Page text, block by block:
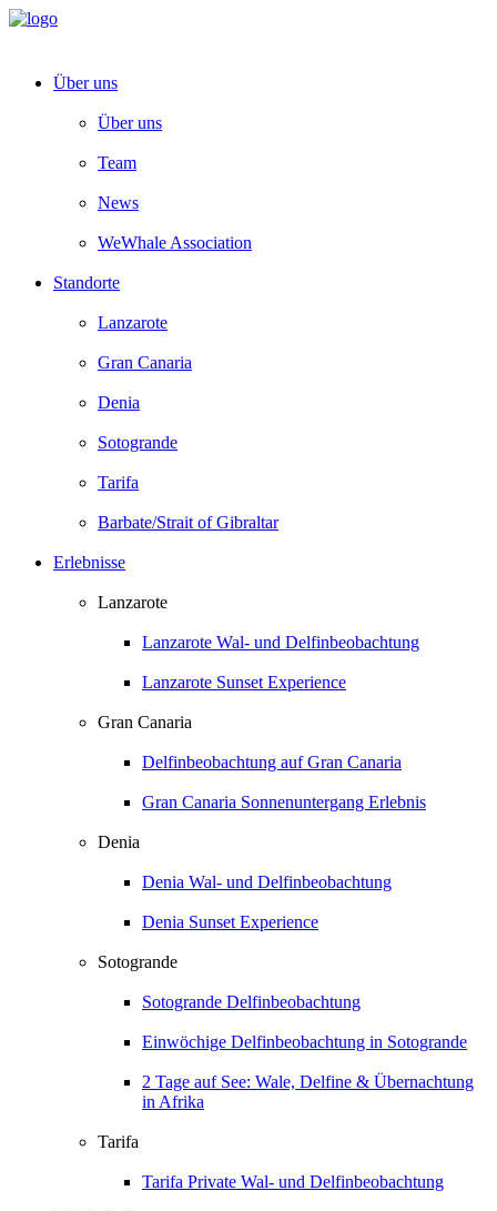
Über uns
Über uns
Team
News
WeWhale Association
Standorte
Lanzarote
Gran Canaria
Denia
Sotogrande
Tarifa
Barbate/Strait of Gibraltar
Erlebnisse
Lanzarote
Lanzarote Wal- und Delfinbeobachtung
Lanzarote Sunset Experience
Gran Canaria
Delfinbeobachtung auf Gran Canaria
Gran Canaria Sonnenuntergang Erlebnis
Denia
Denia Wal- und Delfinbeobachtung
Denia Sunset Experience
Sotogrande
Sotogrande Delfinbeobachtung
Einwöchige Delfinbeobachtung in Sotogrande
2 Tage auf See: Wale, Delfine & Übernachtung
in Afrika
Tarifa
Tarifa Private Wal- und Delfinbeobachtung